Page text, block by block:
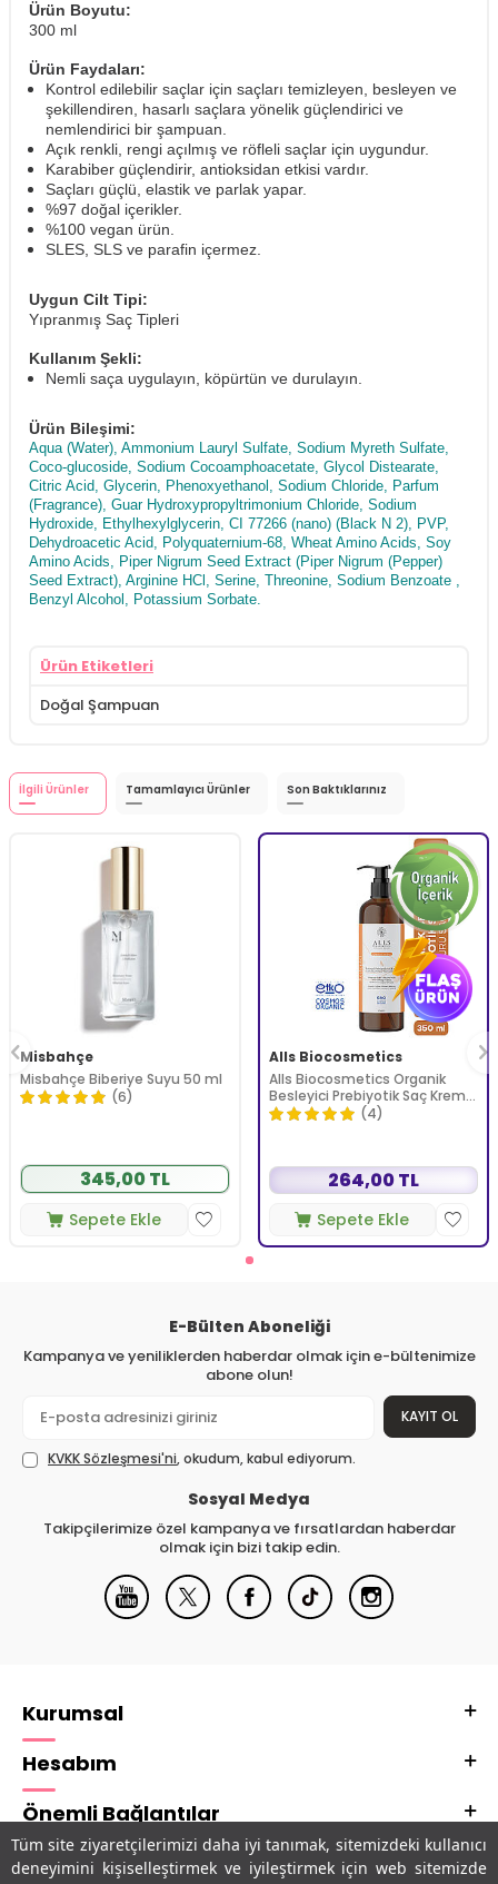
Tüm site ziyaretçilerimizi daha iyi tanımak, sitemizdeki kullanıcı
deneyimini kişiselleştirmek ve iyileştirmek için web sitemizde
Ürün Boyutu:
300 ml
Ürün Faydaları:
Kontrol edilebilir saçlar için saçları temizleyen, besleyen ve
şekillendiren, hasarlı saçlara yönelik güçlendirici ve
nemlendirici bir şampuan.
Açık renkli, rengi açılmış ve röfleli saçlar için uygundur.
Karabiber güçlendirir, antioksidan etkisi vardır.
Saçları güçlü, elastik ve parlak yapar.
%97 doğal içerikler.
%100 vegan ürün.
SLES, SLS ve parafin içermez.
Uygun Cilt Tipi:
Yıpranmış Saç Tipleri
Kullanım Şekli:
Nemli saça uygulayın, köpürtün ve durulayın.
Ürün Bileşimi:
Aqua (Water), Ammonium Lauryl Sulfate, Sodium Myreth Sulfate,
Coco-glucoside, Sodium Cocoamphoacetate, Glycol Distearate,
Citric Acid, Glycerin, Phenoxyethanol, Sodium Chloride, Parfum
(Fragrance), Guar Hydroxypropyltrimonium Chloride, Sodium
Hydroxide, Ethylhexylglycerin, CI 77266 (nano) (Black N 2), PVP,
Dehydroacetic Acid, Polyquaternium-68, Wheat Amino Acids, Soy
Amino Acids, Piper Nigrum Seed Extract (Piper Nigrum (Pepper)
Seed Extract), Arginine HCl, Serine, Threonine, Sodium Benzoate ,
Benzyl Alcohol, Potassium Sorbate.
Ürün Etiketleri
Doğal Şampuan
İlgili Ürünler Tamamlayıcı Ürünler Son Baktıklarınız
Misbahçe
Misbahçe Biberiye Suyu 50 ml
(6)
345,00 TL
Sepete Ekle
Alls Biocosmetics
Alls Biocosmetics Organik
Besleyici Prebiyotik Saç Kremi
350 ml
(4)
264,00 TL
Sepete Ekle
E-Bülten Aboneliği
Kampanya ve yeniliklerden haberdar olmak için e-bültenimize
abone olun!
KAYIT OL
KVKK Sözleşmesi'ni, okudum, kabul ediyorum.
Sosyal Medya
Takipçilerimize özel kampanya ve fırsatlardan haberdar
olmak için bizi takip edin.
Kurumsal
Hesabım
Önemli Bağlantılar
Adres & İletişim